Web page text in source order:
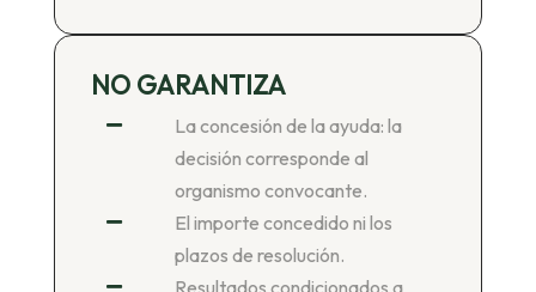
NO GARANTIZA

La concesión de la ayuda: la
decisión corresponde al
organismo convocante.

El importe concedido ni los
plazos de resolución.
